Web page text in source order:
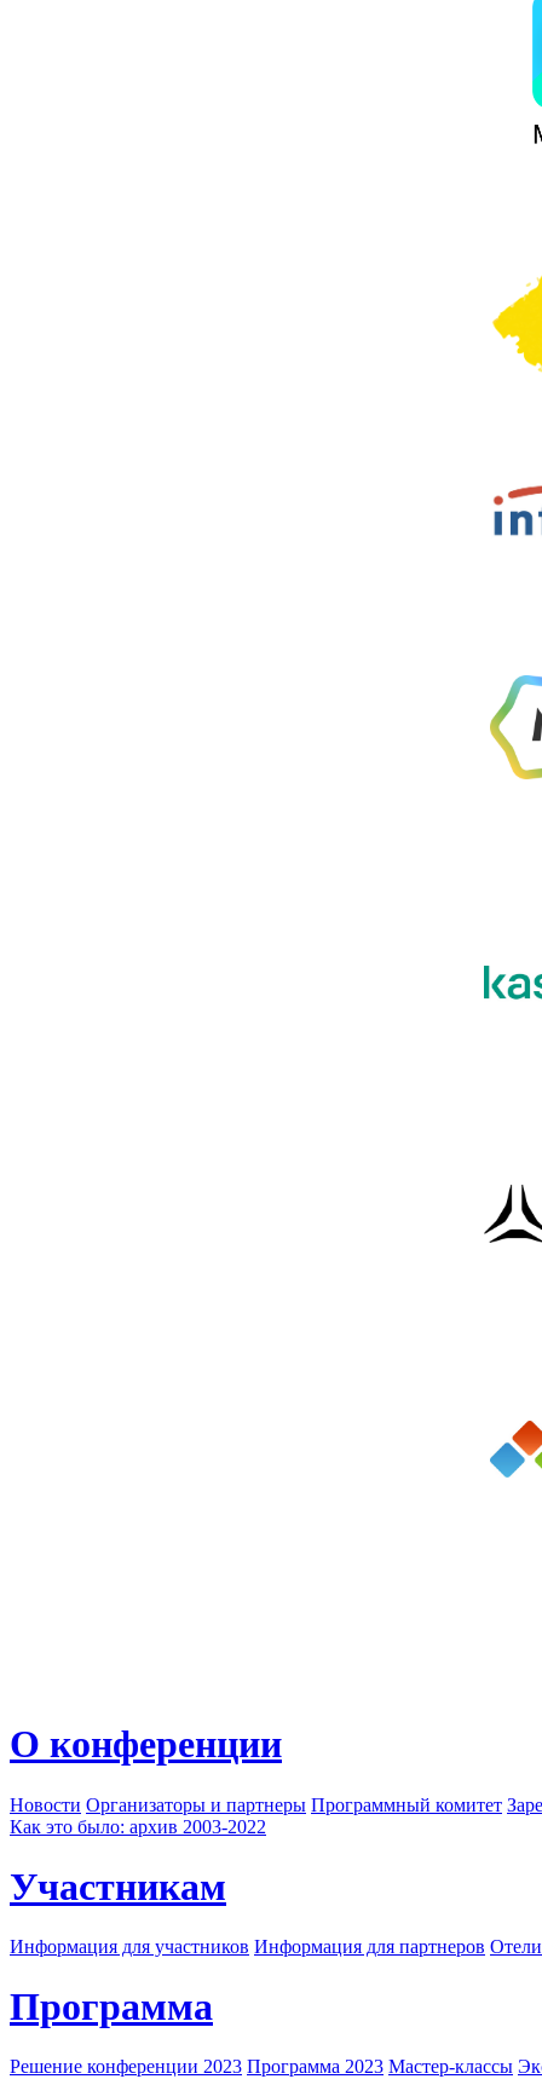
О конференции
Новости Организаторы и партнеры Программный комитет
Как это было: архив 2003-2022
Участникам
Информация для участников Информация для партнеров
Программа
Решение конференции 2023 Программа 2023 Мастер-классы